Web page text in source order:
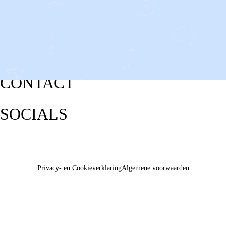
CONTACT
SOCIALS
Privacy- en CookieverklaringAlgemene voorwaarden